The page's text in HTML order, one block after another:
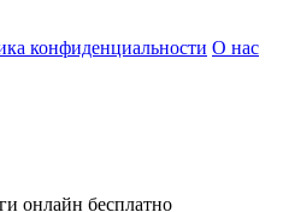
конфиденциальности О нас
онлайн бесплатно